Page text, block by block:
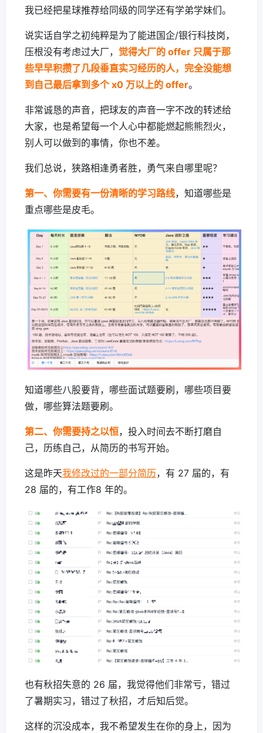
我已经把星球推荐给同级的同学还有学弟学妹们。
说实话自学之初纯粹是为了能进国企/银行科技岗，
压根没有考虑过大厂， 觉得大厂的 offer 只属于那
些早早积攒了几段垂直实习经历的人，完全没能想
到自己最后拿到多个 x0 万以上的 offer。
非常诚恳的声音，把球友的声音一字不改的转述给
大家，也是希望每一个人心中都能燃起熊熊烈火，
别人可以做到的事情，你也不差。
我们总说，狭路相逢勇者胜，勇气来自哪里呢？
第一、你需要有一份清晰的学习路线，知道哪些是
重点哪些是皮毛。
知道哪些八股要背，哪些面试题要刷，哪些项目要
做，哪些算法题要刷。
第二、你需要持之以恒，投入时间去不断打磨自
己，历练自己，从简历的书写开始。
这是昨天我修改过的一部分简历，有 27 届的，有
28 届的，有工作8 年的。
也有秋招失意的 26 届，我觉得他们非常亏，错过
了暑期实习，错过了秋招，才后知后觉。
这样的沉没成本，我不希望发生在你的身上，因为